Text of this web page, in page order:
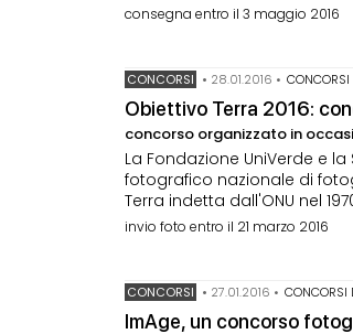
consegna entro il 3 maggio 2016
CONCORSI • 28.01.2016 • CONCORSI
Obiettivo Terra 2016:
concorso organizzato in
La Fondazione UniVerde e
fotografico nazionale di
Terra indetta dall'ONU nel
invio foto entro il 21 marzo 2016
CONCORSI • 27.01.2016 • CONCORSI
ImAge, un concorso